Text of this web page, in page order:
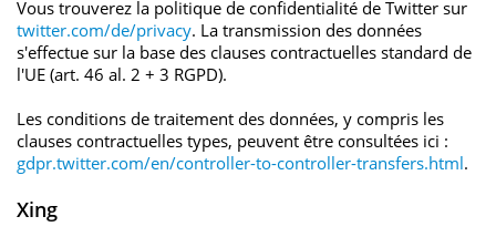
Vous trouverez la politique de confidentialité de Twitter sur
twitter.com/de/privacy. La transmission des données
s'effectue sur la base des clauses contractuelles standard de
l'UE (art. 46 al. 2 + 3 RGPD).
Les conditions de traitement des données, y compris les
clauses contractuelles types, peuvent être consultées ici :
gdpr.twitter.com/en/controller-to-controller-transfers.html.
Xing